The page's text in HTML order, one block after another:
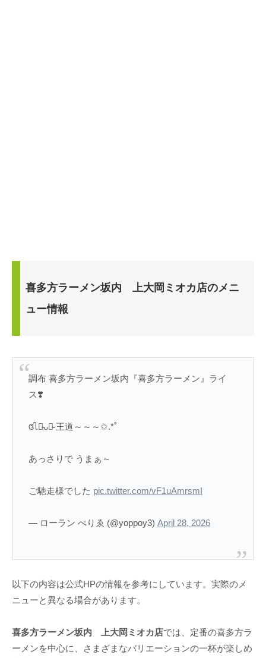
喜多方ラーメン坂内 上大岡ミオカ店のメニ
ュー情報
調布 喜多方ラーメン坂内『喜多方ラーメン』️ライ
ス❣️
ꢏꢷꐐ̴ᴗꐐ̴ 王道～～～✩.*˚
あっさりで うまぁ～
ご馳走様でした pic.twitter.com/vF1uAmrsmI
— ローラン ぺりゑ (@yoppoy3) April 28, 2026
以下の内容は公式HPの情報を参考にしています。実際のメ
ニューと異なる場合があります。
喜多方ラーメン坂内 上大岡ミオカ店では、定番の喜多方ラ
ーメンを中心に、さまざまなバリエーションの一杯が楽しめ